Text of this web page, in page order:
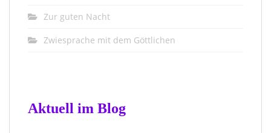
Zur guten Nacht
Zwiesprache mit dem Göttlichen
Aktuell im Blog